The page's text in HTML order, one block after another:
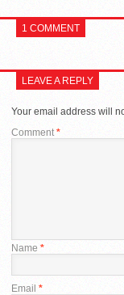
1 COMMENT
LEAVE A REPLY
Your email address will
Comment*
Name *
Email *